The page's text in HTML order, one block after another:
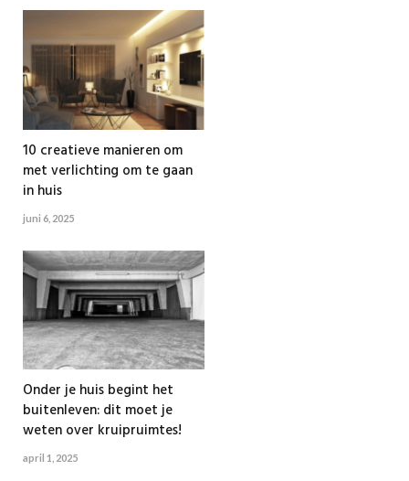
10 creatieve manieren om
met verlichting om te gaan
in huis
juni 6, 2025
Onder je huis begint het
buitenleven: dit moet je
weten over kruipruimtes!
april 1, 2025